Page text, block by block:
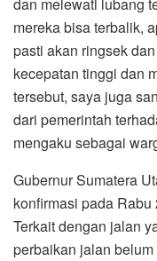
mereka bisa terbalik,
pasti akan ringsek
kecepatan tinggi dan
tersebut, saya juga
dari pemerintah
mengaku sebagai
Gubernur Sumatera
konfirmasi pada
Terkait dengan jalan
perbaikan jalan